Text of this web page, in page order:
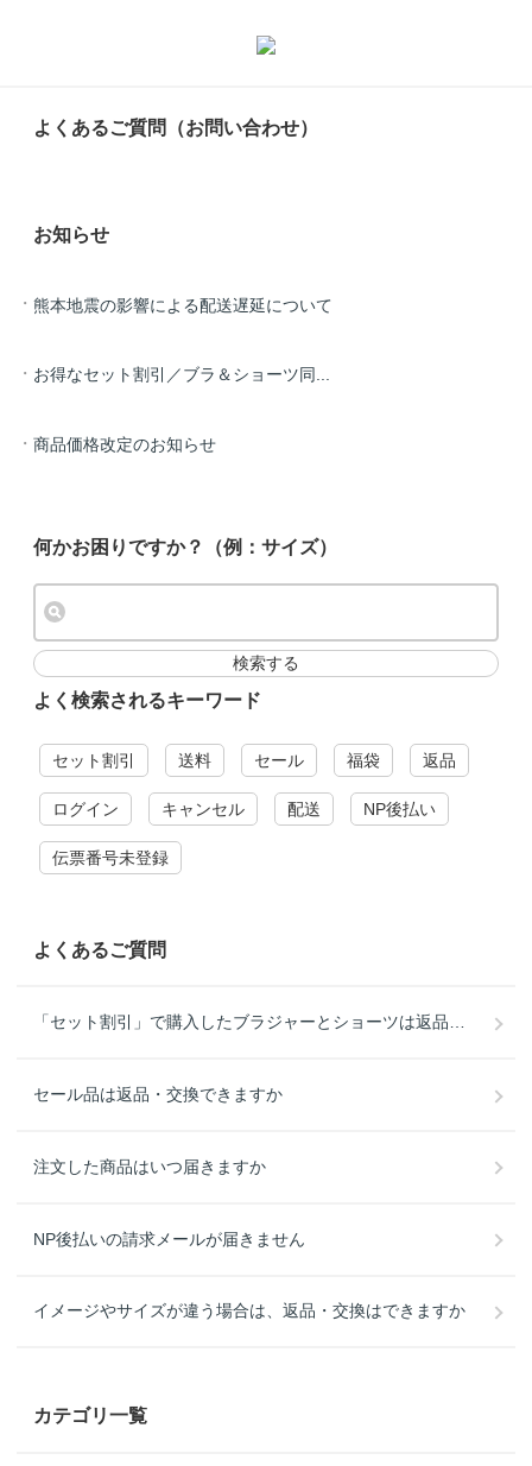
よくあるご質問（お問い合わせ）
お知らせ
熊本地震の影響による配送遅延について
お得なセット割引／ブラ＆ショーツ同...
商品価格改定のお知らせ
何かお困りですか？（例：サイズ）
検索する
よく検索されるキーワード
セット割引 送料 セール 福袋 返品
ログイン キャンセル 配送 NP後払い
伝票番号未登録
よくあるご質問
「セット割引」で購入したブラジャーとショーツは返品・交換できますか
セール品は返品・交換できますか
注文した商品はいつ届きますか
NP後払いの請求メールが届きません
イメージやサイズが違う場合は、返品・交換はできますか
カテゴリ一覧